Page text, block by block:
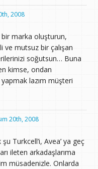
2008
marka oluşturun,
mutsuz bir çalışan
soğutsun… Buna
kimse, ondan
lazım müşteri
20th, 2008
şu Turkcell’i, Avea’ ya geç
ileten arkadaşlarıma
müsadenizle. Onlarda